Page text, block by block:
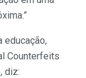
educação,
Counterfeits
diz: